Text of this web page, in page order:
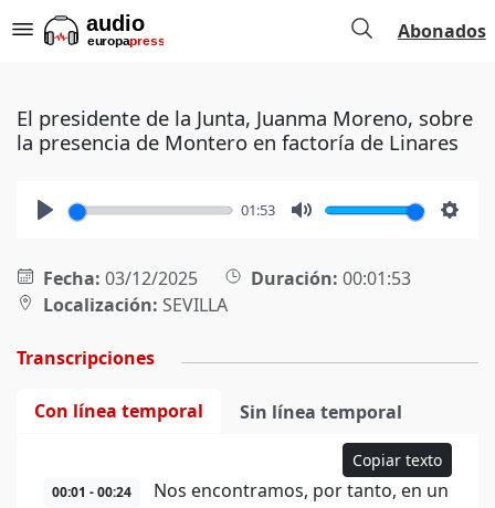
Abonados
El presidente de la Junta, Juanma Moreno, sobre
la presencia de Montero en factoría de Linares
01:53
Fecha: 03/12/2025 Duración: 00:01:53
Localización: SEVILLA
Transcripciones
Con línea temporal Sin línea temporal
Copiar texto
00:01 - 00:24
Nos encontramos, por tanto, en un